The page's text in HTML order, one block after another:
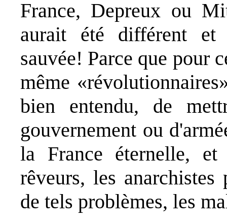
France, Depreux ou
aurait été différent et
sauvée! Parce que pour
même
bien entendu, de
gouvernement ou
la France éternelle,
rêveurs, les
de tels problèmes, les